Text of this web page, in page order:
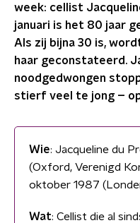
week: cellist
januari is het 80 jaar
Als zij bijna 30 is,
haar geconstateerd.
noodgedwongen
stierf veel te jong –
Wie: Jacqueline du
(Oxford, Verenigd
oktober 1987
Wat: Cellist die al